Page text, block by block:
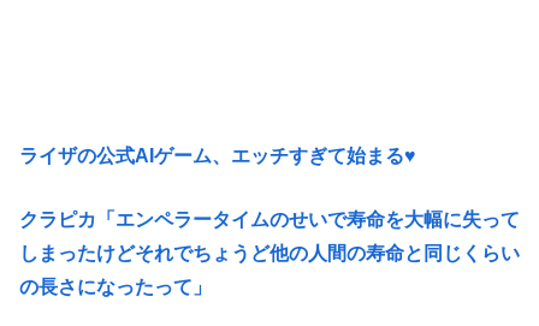
ライザの公式AIゲーム、エッチすぎて始まる♥
クラピカ「エンペラータイムのせいで寿命を大幅に失って
しまったけどそれでちょうど他の人間の寿命と同じくらい
の長さになったって」